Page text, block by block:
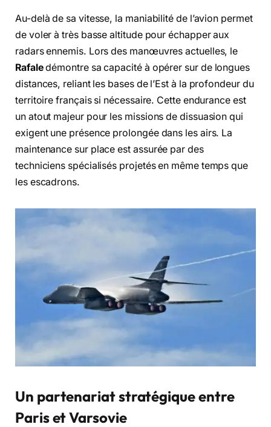
Au-delà de sa vitesse, la maniabilité de l’avion permet
de voler à très basse altitude pour échapper aux
radars ennemis. Lors des manœuvres actuelles, le
Rafaledémontre sa capacité à opérer sur de longues
distances, reliant les bases de l’Est à la profondeur du
territoire français si nécessaire. Cette endurance est
un atout majeur pour les missions de dissuasion qui
exigent une présence prolongée dans les airs. La
maintenance sur place est assurée par des
techniciens spécialisés projetés en même temps que
les escadrons.
Un partenariat stratégique entre
Paris et Varsovie